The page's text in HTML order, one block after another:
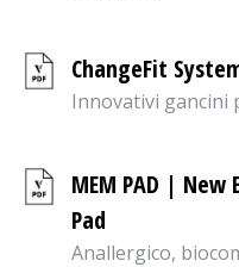
ChangeFit
Innovativi gancini
MEM PAD | New
Pad
Anallergico,